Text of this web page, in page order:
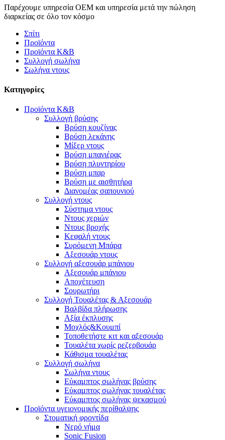
Παρέχουμε υπηρεσία OEM και υπηρεσία μετά την πώληση
διαρκείας σε όλο τον κόσμο
Σπίτι
Προϊόντα
Προϊόντα K&B
Συλλογή σωλήνα
Σωλήνα ντους
Κατηγορίες
Προϊόντα K&B
Συλλογή βρύσης
Βρύση κουζίνας
Βρύση λεκάνης
Μίξερ ντους
Βρύση μπανιέρας
Βρύση πλυντηρίου
Βρύση μπαρ
Βρύση με αισθητήρα
Διανομέας σαπουνιού
Συλλογή ντους
Σύστημα ντους
Ντους χεριών
Ντους βροχής
Κεφαλή ντους
Συρόμενη Μπάρα
Αξεσουάρ ντους
Συλλογή αξεσουάρ μπάνιου
Αξεσουάρ μπάνιου
Αποχέτευση
Σουρωτήρι
Συλλογή Τουαλέτας & Αξεσουάρ
Βαλβίδα πλήρωσης
Αξία έκπλυσης
Μοχλός&Κουμπί
Τοποθετήστε κιτ και αξεσουάρ
Τουαλέτα χωρίς ρεζερβουάρ
Κάθισμα τουαλέτας
Συλλογή σωλήνα
Σωλήνα ντους
Εύκαμπτος σωλήνας βρύσης
Εύκαμπτος σωλήνας τουαλέτας
Εύκαμπτος σωλήνας ψεκασμού
Προϊόντα υγειονομικής περίθαλψης
Στοματική φροντίδα
Νερό νήμα
Sonic Fusion